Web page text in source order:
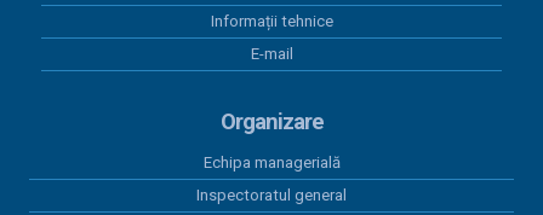
Informații tehnice
E-mail
Organizare
Echipa managerială
Inspectoratul general